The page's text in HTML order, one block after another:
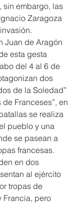
sin embargo, las
Zaragoza
Juan de Aragón
esta gesta
del 4 al 6 de
dos
de la Soledad”
Franceses”, en
se realiza
pueblo y una
se pasean a
francesas.
en dos
al ejército
tropas de
Francia, pero